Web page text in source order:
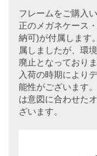
フレームをご購入
正のメガネケース
納可)が付属します
属しましたが、環
廃止となっており
入荷の時期により
能性がございます
は意図に合わせた
ざいます。